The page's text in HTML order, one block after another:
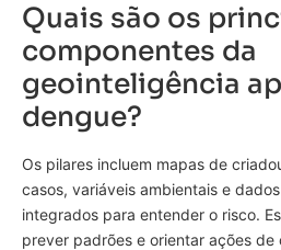
Quais são os
componentes da
geointeligência
dengue?
Os pilares incluem mapas de
casos, variáveis ambientais e
integrados para entender o risco.
prever padrões e orientar ações de